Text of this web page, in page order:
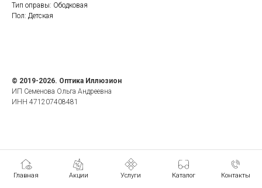
Главная Акции Услуги Каталог Контакты
Тип оправы: Ободковая
Пол: Детская
© 2019-2026. Оптика Иллюзион
ИП Семенова Ольга Андреевна
ИНН 471207408481